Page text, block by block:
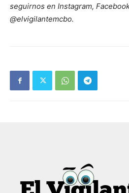
seguirnos en Instagram,
@elvigilantemcbo.